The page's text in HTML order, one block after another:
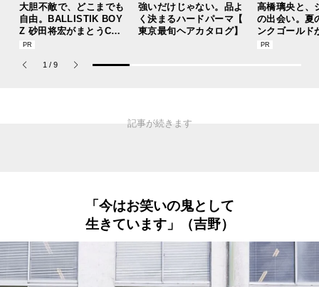
大胆不敵で、どこまでも
自由。BALLISTIK BOY
Z 砂田将宏がまとうCOA
CHの新作フレグランス
ナム パルファム」
強いだけじゃない。品よ
く決まるハードパーマ【
東京最旬ヘアカタログ】
高橋璃央と、
の出会い。夏
ンクゴールド
“SUMMER
1 / 9
「今はお笑いの鬼として
生きています」（吉野）